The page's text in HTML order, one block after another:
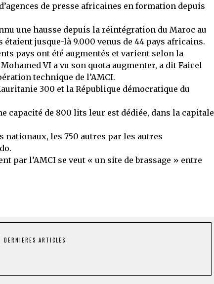
de presse africaines en formation depuis
une hausse depuis la réintégration du Maroc au
étaient jusque-là 9.000 venus de 44 pays africains.
pays ont été augmentés et varient selon la
VI a vu son quota augmenter, a dit Faicel
technique de l’AMCI.
300 et la République démocratique du
capacité de 800 lits leur est dédiée, dans la capitale
nationaux, les 750 autres par les autres
par l’AMCI se veut « un site de brassage » entre
DERNIERES ARTICLES